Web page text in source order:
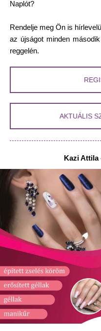
Naplót?
Rendelje meg Ön is
az újságot minden
reggelén.
AKTUÁLIS
Kazi Attila